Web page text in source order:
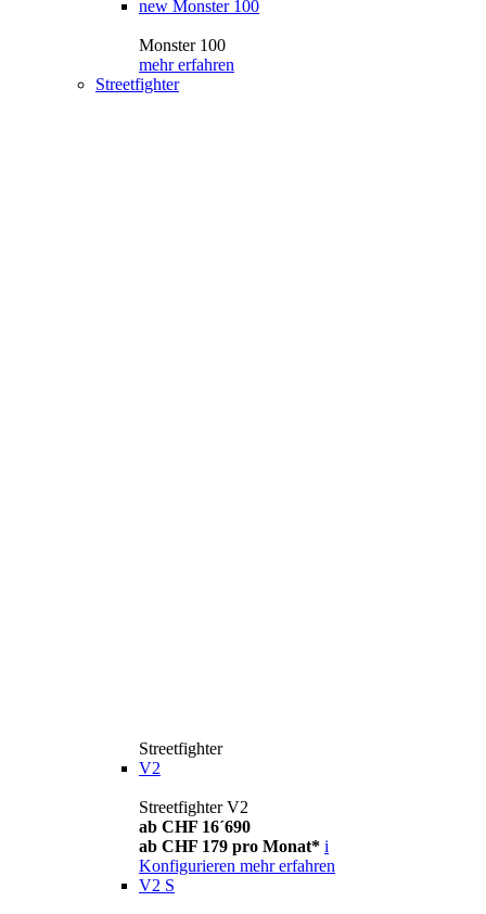
new Monster 100
Monster 100
mehr erfahren
Streetfighter
Streetfighter
V2
Streetfighter V2
ab CHF 16´690
ab CHF 179 pro Monat* i
Konfigurieren mehr erfahren
V2 S